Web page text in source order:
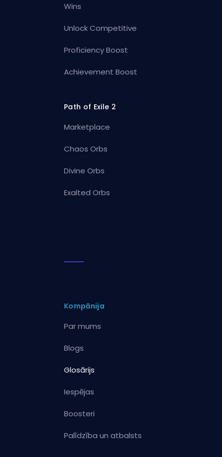
Wins
Unlock Competitive
Proficiency Boost
Achievement Boost
Path of Exile 2
Marketplace
Chaos Orbs
Divine Orbs
Exalted Orbs
Kompānija
Par mums
Blogs
Glosārijs
Iespējas
Boosteri
Palīdzība un atbalsts